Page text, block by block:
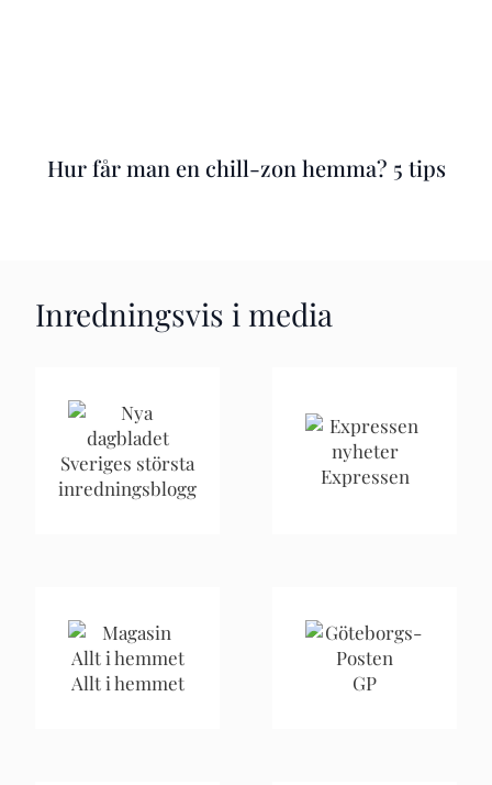
Hur får man en chill-zon hemma? 5 tips
Inredningsvis i media
Sveriges största
inredningsblogg
Expressen
Allt i hemmet GP